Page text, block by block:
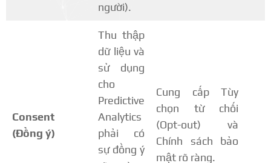
người).
Consent
(Đồng ý)
Thu thập
dữ liệu và
sử dụng
cho
Predictive
Analytics
phải có
sự đồng ý
Cung cấp Tùy
chọn từ chối
(Opt-out) và
Chính sách bảo
mật rõ ràng.